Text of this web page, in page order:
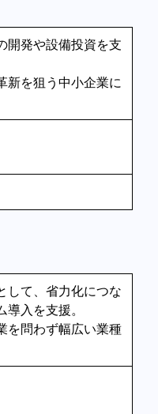
開発や設備投資を支
新を狙う中小企業に
して、省力化につな
導入を支援。
を問わず幅広い業種